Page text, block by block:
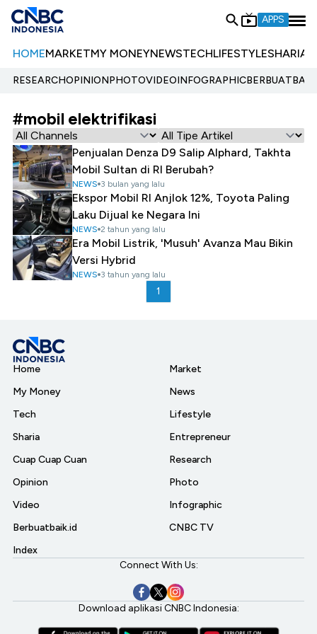
APPS
HOMEMARKETMY MONEYNEWSTECHLIFESTYLESHARIA
RESEARCHOPINIONPHOTOVIDEOINFOGRAPHIC
#mobil elektrifikasi
Penjualan Denza D9 Salip Alphard, Takhta
Mobil Sultan di RI Berubah?
NEWS 3 bulan yang lalu
Ekspor Mobil RI Anjlok 12%, Toyota Paling
Laku Dijual ke Negara Ini
NEWS 2 tahun yang lalu
Era Mobil Listrik, 'Musuh' Avanza Mau Bikin
Versi Hybrid
NEWS 3 tahun yang lalu
1
Home
My Money
Tech
Sharia
Cuap Cuap Cuan
Opinion
Video
Berbuatbaik.id
Index
Market
News
Lifestyle
Entrepreneur
Research
Photo
Infographic
CNBC TV
Connect With Us:
Download aplikasi CNBC Indonesia: